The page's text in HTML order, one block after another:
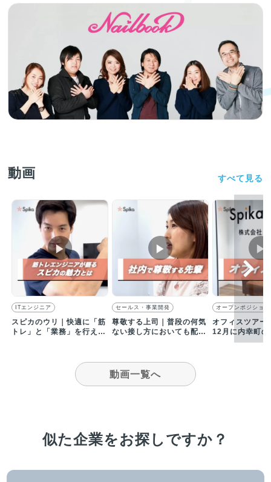
動画 すべて見る
▶︎
ITエンジニア
スピカのウリ｜快適に「筋
トレ」と「業務」を行える
▶︎
セールス・事業開発
尊敬する上司｜普段の何気
ない接し方においても配慮
▶︎
オープンポジション
オフィスツアー
12月に内幸町
へ移転しました
動画一覧へ
似た企業をお探しですか？